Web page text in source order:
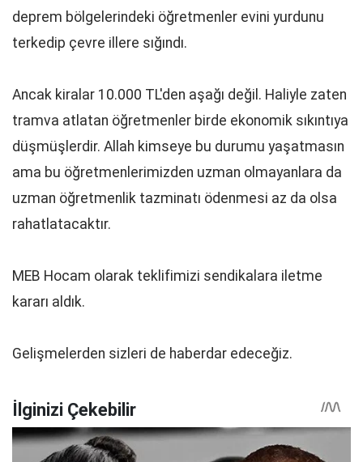
deprem bölgelerindeki öğretmenler evini yurdunu
terkedip çevre illere sığındı.
Ancak kiralar 10.000 TL'den aşağı değil. Haliyle zaten
tramva atlatan öğretmenler birde ekonomik sıkıntıya
düşmüşlerdir. Allah kimseye bu durumu yaşatmasın
ama bu öğretmenlerimizden uzman olmayanlara da
uzman öğretmenlik tazminatı ödenmesi az da olsa
rahatlatacaktır.
MEB Hocam olarak teklifimizi sendikalara iletme
kararı aldık.
Gelişmelerden sizleri de haberdar edeceğiz.